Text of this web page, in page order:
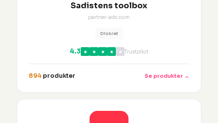
Sadistens toolbox
partner-ads.com
Diskret
4.3 ★ ★ ★ ★ ★ Trustpilot
894 produkter Se produkter →